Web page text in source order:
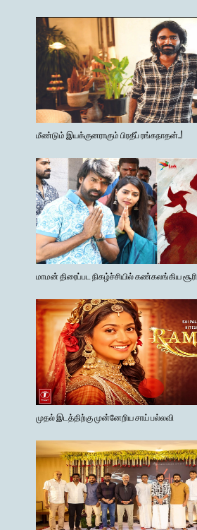
மீண்டும் இயக்குனராகும் பிரதீப் ரங்கநாதன்..!
மாமன் திரைப்பட நிகழ்ச்சியில் கண்கலங்கிய சூரி
முதல் இடத்திற்கு முன்னேறிய சாய் பல்லவி